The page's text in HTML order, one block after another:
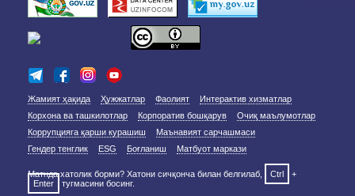
Жамият ҳақида Ҳужжатлар Фаолият
Интерактив хизматлар
Корхона ва ташкилотлар
Корпоратив бошқарув
Очиқ маълумотлар
Коррупцияга қарши курашиш
Маънавият сарчашмаси
Гендер тенглик
ESG Боғланиш Матбуот маркази
Матнда хатолик борми? Хатони сичқонча билан белгилаб, Ctrl
+
Enter
тугмасини босинг.